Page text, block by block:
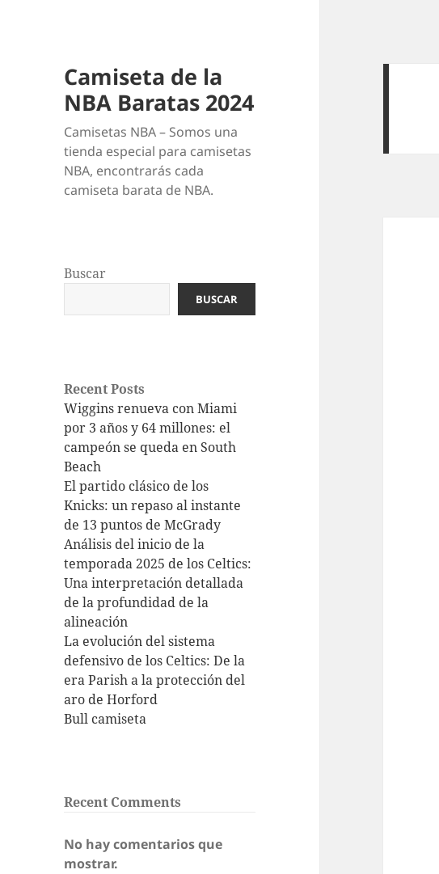
Camiseta de la
NBA Baratas 2024
Camisetas NBA – Somos una
tienda especial para camisetas
NBA, encontrarás cada
camiseta barata de NBA.
Buscar
BUSCAR
Recent Posts
Wiggins renueva con Miami
por 3 años y 64 millones: el
campeón se queda en South
Beach
El partido clásico de los
Knicks: un repaso al instante
de 13 puntos de McGrady
Análisis del inicio de la
temporada 2025 de los Celtics:
Una interpretación detallada
de la profundidad de la
alineación
La evolución del sistema
defensivo de los Celtics: De la
era Parish a la protección del
aro de Horford
Bull camiseta
Recent Comments
No hay comentarios que
mostrar.